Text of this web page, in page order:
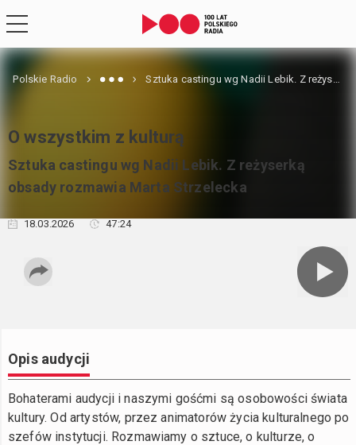
Polskie Radio Sztuka castingu wg Nadii Lebik. Z reżyserką obsady rozmawia Marta Strzelecka
O wszystkim z kulturą
Sztuka castingu wg Nadii Lebik. Z reżyserką
obsady rozmawia Marta Strzelecka
18.03.2026 47:24
Opis audycji
Bohaterami audycji i naszymi gośćmi są osobowości świata
kultury. Od artystów, przez animatorów życia kulturalnego po
szefów instytucji. Rozmawiamy o sztuce, o kulturze, o